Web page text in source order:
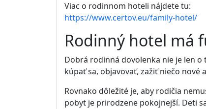
Viac o rodinnom hoteli nájdete tu:
https://www.certov.eu/family-hotel/
Rodinný hotel má
Dobrá rodinná dovolenka nie je len o
kúpať sa, objavovať, zažiť niečo nové
Rovnako dôležité je, aby rodičia
pobyt je prirodzene pokojnejší. Deti